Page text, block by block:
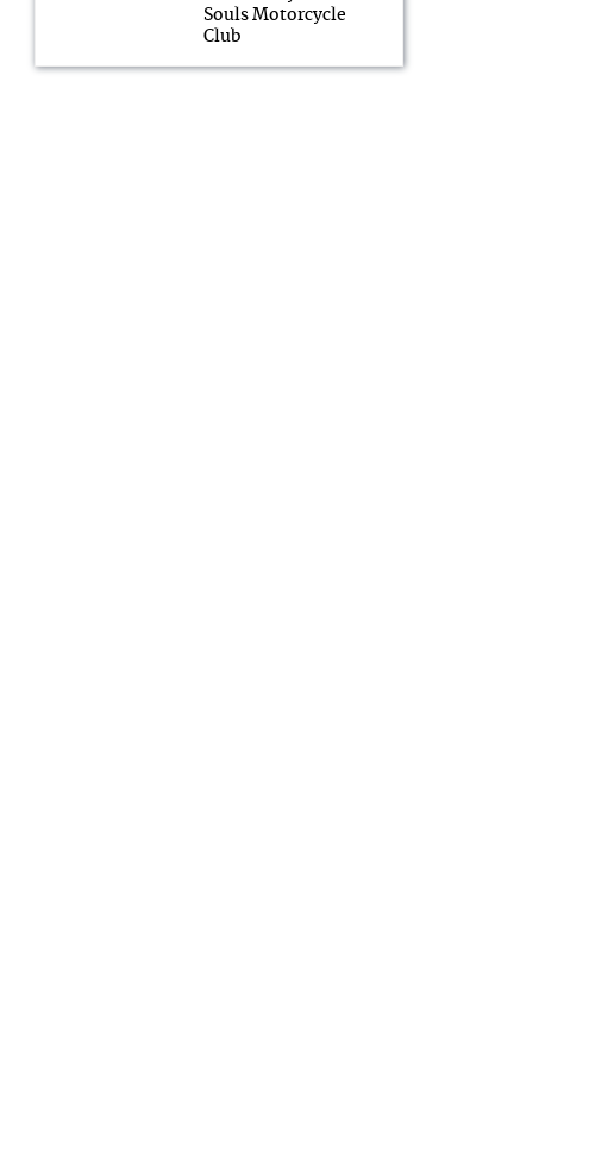
Souls Motorcycle
Club